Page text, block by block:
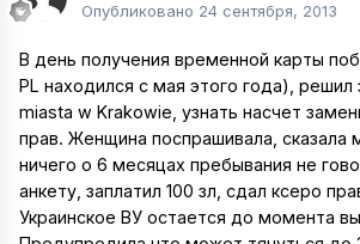
Опубликовано 24 сентября, 2013
В день получения временной карты
PL находился с мая этого года), решил
miasta w Krakowie, узнать насчет
прав. Женщина поспрашивала, сказала
ничего о 6 месяцах пребывания не
анкету, заплатил 100 зл, сдал ксеро
Украинское ВУ остается до момента